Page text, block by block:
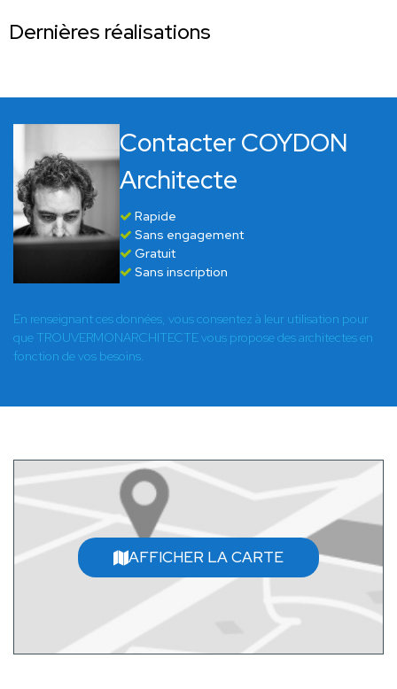
Dernières réalisations
Contacter COYDON
Architecte
Rapide
Sans engagement
Gratuit
Sans inscription
En renseignant ces données, vous consentez à leur utilisation pour
que TROUVERMONARCHITECTE vous propose des architectes en
fonction de vos besoins.
AFFICHER LA CARTE